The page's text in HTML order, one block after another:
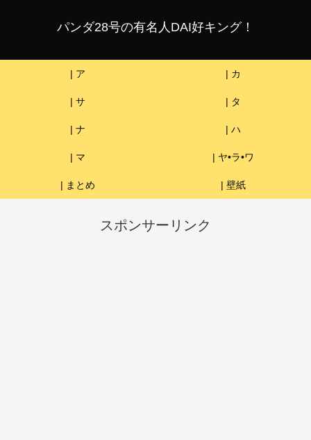
パンダ28号の有名人DAI好キング！
| ア | カ
| サ | タ
| ナ | ハ
| マ | ヤ•ラ•ワ
| まとめ | 壁紙
スポンサーリンク